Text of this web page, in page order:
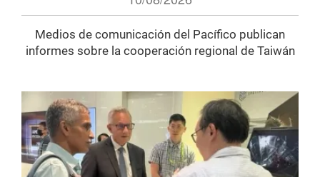
Medios de comunicación del Pacífico publican
informes sobre la cooperación regional de Taiwán